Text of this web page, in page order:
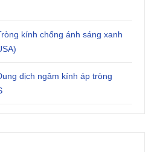
kính chống ánh sáng xanh
dịch ngâm kính áp tròng